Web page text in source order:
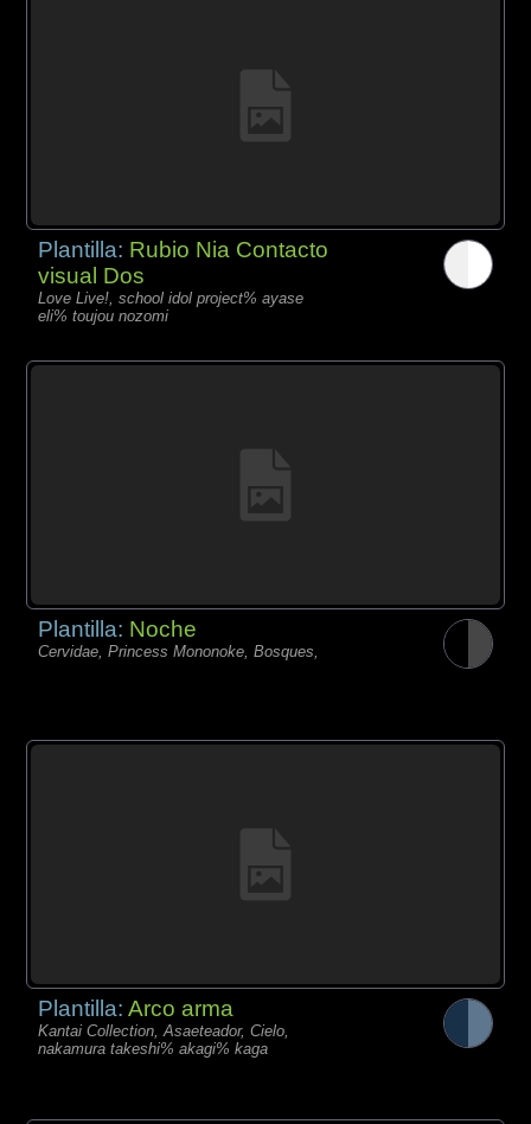
Plantilla: Rubio Nia Contacto
visual Dos
Love Live!, school idol project% ayase
eli% toujou nozomi
Plantilla: Noche
Cervidae, Princess Mononoke, Bosques,
Plantilla:Arco arma
Kantai Collection, Asaeteador, Cielo,
nakamura takeshi% akagi% kaga